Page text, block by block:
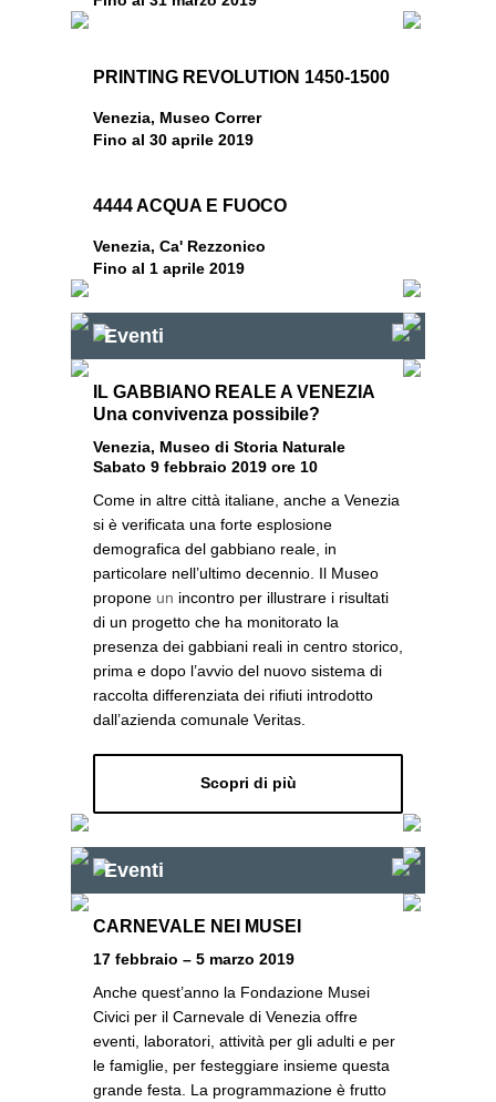
PRINTING REVOLUTION 1450-1500
Venezia, Museo Correr
Fino al 30 aprile 2019
4444 ACQUA E FUOCO
Venezia, Ca' Rezzonico
Fino al 1 aprile 2019
Eventi
IL GABBIANO REALE A VENEZIA
Una convivenza possibile?
Venezia, Museo di Storia Naturale
Sabato 9 febbraio 2019 ore 10
Come in altre città italiane, anche a Venezia
si è verificata una forte esplosione
demografica del gabbiano reale, in
particolare nell’ultimo decennio. Il Museo
propone un incontro per illustrare i risultati
di un progetto che ha monitorato la
presenza dei gabbiani reali in centro storico,
prima e dopo l’avvio del nuovo sistema di
raccolta differenziata dei rifiuti introdotto
dall’azienda comunale Veritas.
Scopri di più
Eventi
CARNEVALE NEI MUSEI
17 febbraio – 5 marzo 2019
Anche quest’anno la Fondazione Musei
Civici per il Carnevale di Venezia offre
eventi, laboratori, attività per gli adulti e per
le famiglie, per festeggiare insieme questa
grande festa. La programmazione è frutto